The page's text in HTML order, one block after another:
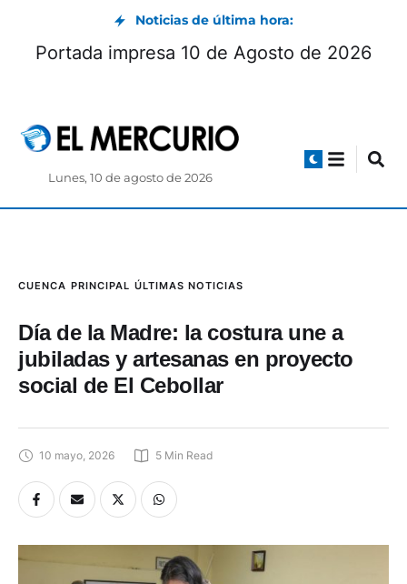
Noticias de última hora:
Cuenca es sumar
Portada
Día de la Madre: la costura une a
jubiladas y artesanas en proyecto
social de El Cebollar